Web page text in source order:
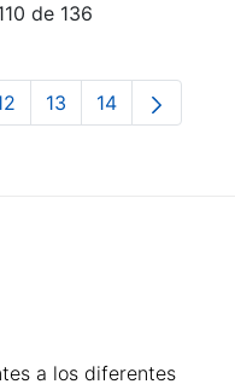
de 136
Use TAB para
PáginaPágina
13 Página
14
a los diferentes